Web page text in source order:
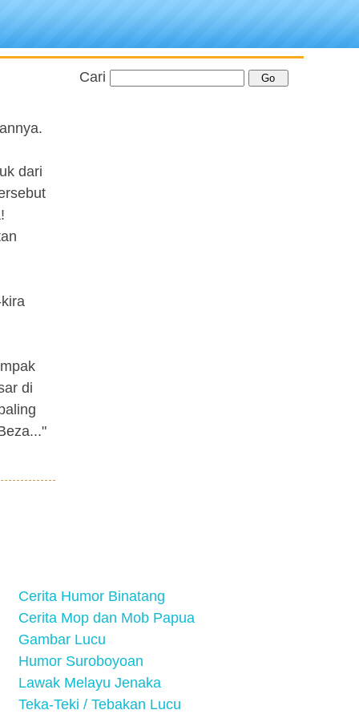
dari
di
Cari
Cerita Humor Binatang
Cerita Mop dan Mob Papua
Gambar Lucu
Humor Suroboyoan
Lawak Melayu Jenaka
Teka-Teki / Tebakan Lucu